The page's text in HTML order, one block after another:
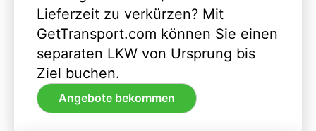
Lieferzeit zu verkürzen? Mit
GetTransport.com können Sie einen
separaten LKW von Ursprung bis
Ziel buchen.
Angebote bekommen